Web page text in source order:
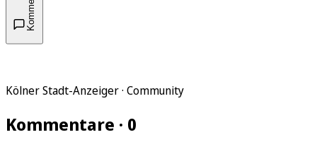
Kölner Stadt-Anzeiger · Community
Kommentare · 0